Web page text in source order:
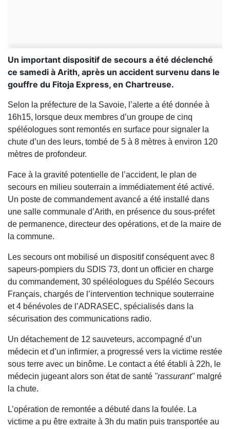
Un important dispositif de secours a été déclenché
ce samedi à Arith, après un accident survenu dans le
gouffre du Fitoja Express, en Chartreuse.
Selon la préfecture de la Savoie, l’alerte a été donnée à
16h15, lorsque deux membres d’un groupe de cinq
spéléologues sont remontés en surface pour signaler la
chute d’un des leurs, tombé de 5 à 8 mètres à environ 120
mètres de profondeur.
Face à la gravité potentielle de l’accident, le plan de
secours en milieu souterrain a immédiatement été activé.
Un poste de commandement avancé a été installé dans
une salle communale d’Arith, en présence du sous-préfet
de permanence, directeur des opérations, et de la maire de
la commune.
Les secours ont mobilisé un dispositif conséquent avec 8
sapeurs-pompiers du SDIS 73, dont un officier en charge
du commandement, 30 spéléologues du Spéléo Secours
Français, chargés de l’intervention technique souterraine
et 4 bénévoles de l’ADRASEC, spécialisés dans la
sécurisation des communications radio.
Un détachement de 12 sauveteurs, accompagné d’un
médecin et d’un infirmier, a progressé vers la victime restée
sous terre avec un binôme. Le contact a été établi à 22h, le
médecin jugeant alors son état de santé "rassurant" malgré
la chute.
L’opération de remontée a débuté dans la foulée. La
victime a pu être extraite à 3h du matin puis transportée au